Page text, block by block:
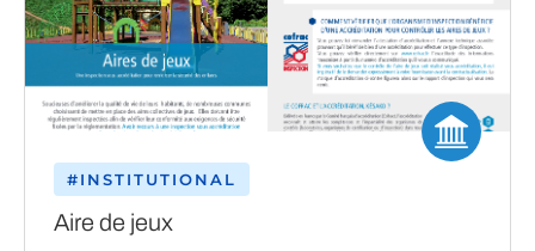
#INSTITUTIONAL
Aire de jeux